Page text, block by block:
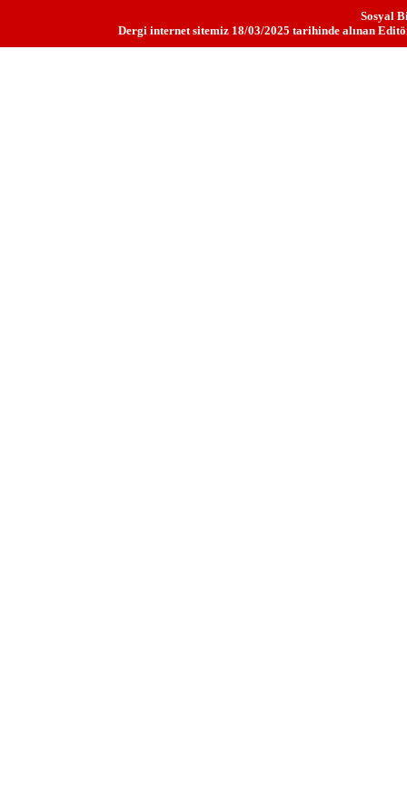
Sosyal
Dergi internet sitemiz 18/03/2025 tarihinde alınan